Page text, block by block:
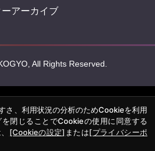
アーカイブ
All Rights Reserved.
さ、利用状況の分析のためCookieを利用
閉じることでCookieの使用に同意する
[Cookieの設定] または[プライバシーポ